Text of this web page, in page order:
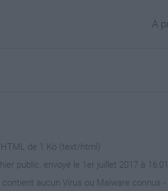
À
HTML de 1 Ko (text/html)
public, envoyé le 1er juillet 2017 à
contient aucun Virus ou Malware connus